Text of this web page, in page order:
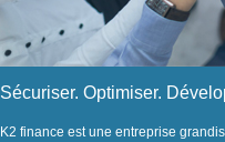
Sécuriser. Optimiser.
K2 finance est une entreprise